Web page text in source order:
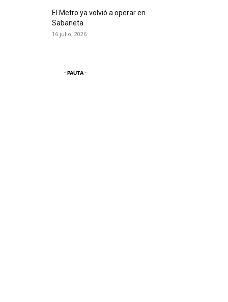
El Metro ya volvió a operar en
Sabaneta
16 julio, 2026
- PAUTA -